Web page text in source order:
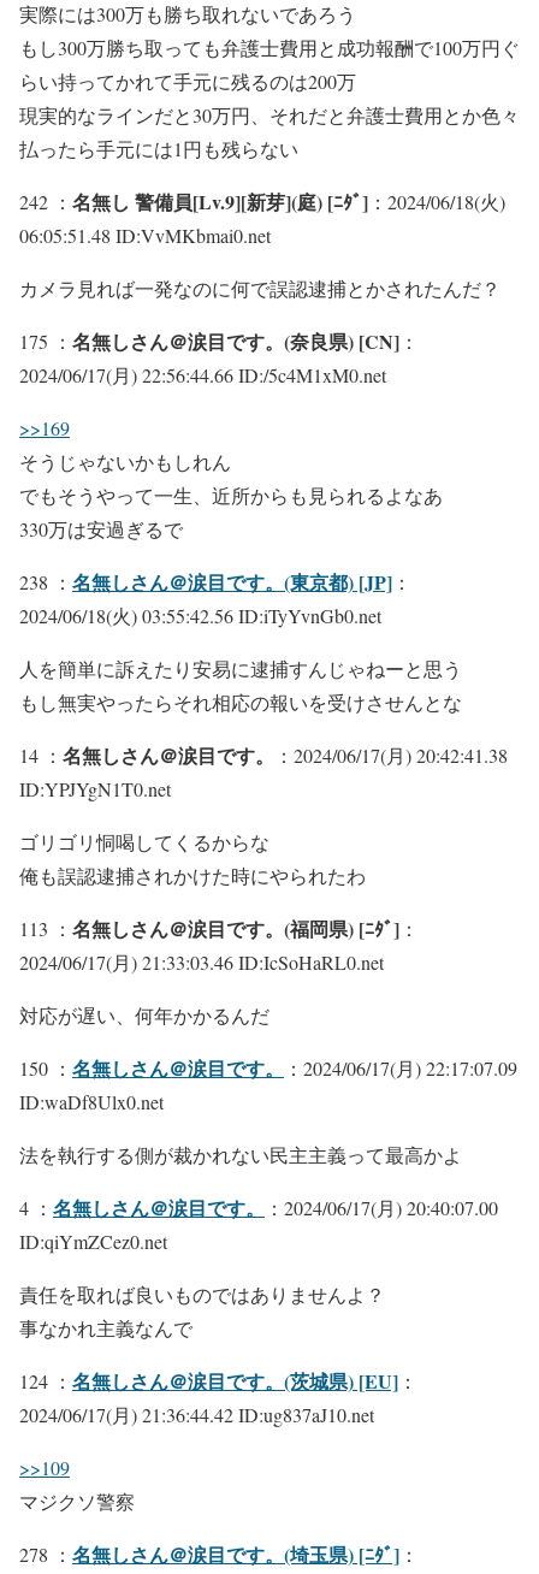
実際には300万も勝ち取れないであろう
もし300万勝ち取っても弁護士費用と成功報酬で100万円ぐ
らい持ってかれて手元に残るのは200万
現実的なラインだと30万円、それだと弁護士費用とか色々
払ったら手元には1円も残らない
242 ： 名無し 警備員[Lv.9][新芽](庭) [ﾆﾀﾞ] ：2024/06/18(火)
06:05:51.48 ID:VvMKbmai0.net
カメラ見れば一発なのに何で誤認逮捕とかされたんだ？
175 ： 名無しさん＠涙目です。(奈良県) [CN] ：
2024/06/17(月) 22:56:44.66 ID:/5c4M1xM0.net
>>169
そうじゃないかもしれん
でもそうやって一生、近所からも見られるよなあ
330万は安過ぎるで
238 ： 名無しさん＠涙目です。(東京都) [JP] ：
2024/06/18(火) 03:55:42.56 ID:iTyYvnGb0.net
人を簡単に訴えたり安易に逮捕すんじゃねーと思う
もし無実やったらそれ相応の報いを受けさせんとな
14 ： 名無しさん＠涙目です。
：2024/06/17(月) 20:42:41.38
ID:YPJYgN1T0.net
ゴリゴリ恫喝してくるからな
俺も誤認逮捕されかけた時にやられたわ
113 ： 名無しさん＠涙目です。(福岡県) [ﾆﾀﾞ] ：
2024/06/17(月) 21:33:03.46 ID:IcSoHaRL0.net
対応が遅い、何年かかるんだ
150 ： 名無しさん＠涙目です。
：2024/06/17(月) 22:17:07.09
ID:waDf8Ulx0.net
法を執行する側が裁かれない民主主義って最高かよ
4 ： 名無しさん＠涙目です。
：2024/06/17(月) 20:40:07.00
ID:qiYmZCez0.net
責任を取れば良いものではありませんよ？
事なかれ主義なんで
124 ： 名無しさん＠涙目です。(茨城県) [EU] ：
2024/06/17(月) 21:36:44.42 ID:ug837aJ10.net
>>109
マジクソ警察
278 ： 名無しさん＠涙目です。(埼玉県) [ﾆﾀﾞ] ：